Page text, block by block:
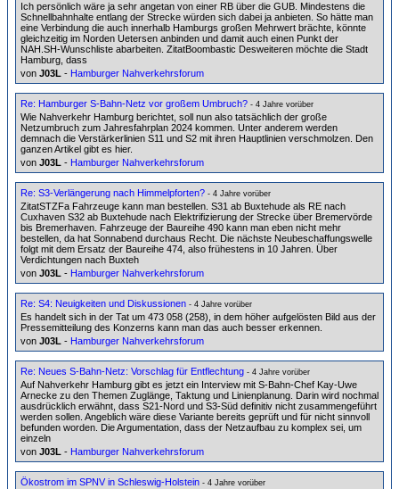
Ich persönlich wäre ja sehr angetan von einer RB über die GUB. Mindestens die
Schnellbahnhalte entlang der Strecke würden sich dabei ja anbieten. So hätte man
eine Verbindung die auch innerhalb Hamburgs großen Mehrwert brächte, könnte
gleichzeitig im Norden Uetersen anbinden und damit auch einen Punkt der
NAH.SH-Wunschliste abarbeiten. ZitatBoombastic Desweiteren möchte die Stadt
Hamburg, dass
von J03L - Hamburger Nahverkehrsforum
Re: Hamburger S-Bahn-Netz vor großem Umbruch? - 4 Jahre vorüber
Wie Nahverkehr Hamburg berichtet, soll nun also tatsächlich der große
Netzumbruch zum Jahresfahrplan 2024 kommen. Unter anderem werden
demnach die Verstärkerlinien S11 und S2 mit ihren Hauptlinien verschmolzen. Den
ganzen Artikel gibt es hier.
von J03L - Hamburger Nahverkehrsforum
Re: S3-Verlängerung nach Himmelpforten? - 4 Jahre vorüber
ZitatSTZFa Fahrzeuge kann man bestellen. S31 ab Buxtehude als RE nach
Cuxhaven S32 ab Buxtehude nach Elektrifizierung der Strecke über Bremervörde
bis Bremerhaven. Fahrzeuge der Baureihe 490 kann man eben nicht mehr
bestellen, da hat Sonnabend durchaus Recht. Die nächste Neubeschaffungswelle
folgt mit dem Ersatz der Baureihe 474, also frühestens in 10 Jahren. Über
Verdichtungen nach Buxteh
von J03L - Hamburger Nahverkehrsforum
Re: S4: Neuigkeiten und Diskussionen - 4 Jahre vorüber
Es handelt sich in der Tat um 473 058 (258), in dem höher aufgelösten Bild aus der
Pressemitteilung des Konzerns kann man das auch besser erkennen.
von J03L - Hamburger Nahverkehrsforum
Re: Neues S-Bahn-Netz: Vorschlag für Entflechtung - 4 Jahre vorüber
Auf Nahverkehr Hamburg gibt es jetzt ein Interview mit S-Bahn-Chef Kay-Uwe
Arnecke zu den Themen Zuglänge, Taktung und Linienplanung. Darin wird nochmal
ausdrücklich erwähnt, dass S21-Nord und S3-Süd definitiv nicht zusammengeführt
werden sollen. Angeblich wäre diese Variante bereits geprüft und für nicht sinnvoll
befunden worden. Die Argumentation, dass der Netzaufbau zu komplex sei, um
einzeln
von J03L - Hamburger Nahverkehrsforum
Ökostrom im SPNV in Schleswig-Holstein - 4 Jahre vorüber